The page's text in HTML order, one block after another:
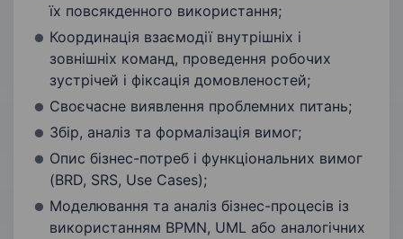
їх повсякденного використання;
Координація взаємодії внутрішніх і
зовнішніх команд, проведення робочих
зустрічей і фіксація домовленостей;
Своєчасне виявлення проблемних питань;
Збір, аналіз та формалізація вимог;
Опис бізнес-потреб і функціональних вимог
(BRD, SRS, Use Cases);
Моделювання та аналіз бізнес-процесів із
використанням BPMN, UML або аналогічних